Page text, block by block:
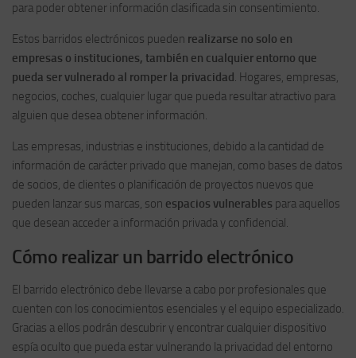
para poder obtener información clasificada sin consentimiento.
Estos barridos electrónicos pueden realizarse no solo en
empresas o instituciones, también en cualquier entorno que
pueda ser vulnerado al romper la privacidad. Hogares, empresas,
negocios, coches, cualquier lugar que pueda resultar atractivo para
alguien que desea obtener información.
Las empresas, industrias e instituciones, debido a la cantidad de
información de carácter privado que manejan, como bases de datos
de socios, de clientes o planificación de proyectos nuevos que
pueden lanzar sus marcas, son espacios vulnerables para aquellos
que desean acceder a información privada y confidencial.
Cómo realizar un barrido electrónico
El barrido electrónico debe llevarse a cabo por profesionales que
cuenten con los conocimientos esenciales y el equipo especializado.
Gracias a ellos podrán descubrir y encontrar cualquier dispositivo
espía oculto que pueda estar vulnerando la privacidad del entorno